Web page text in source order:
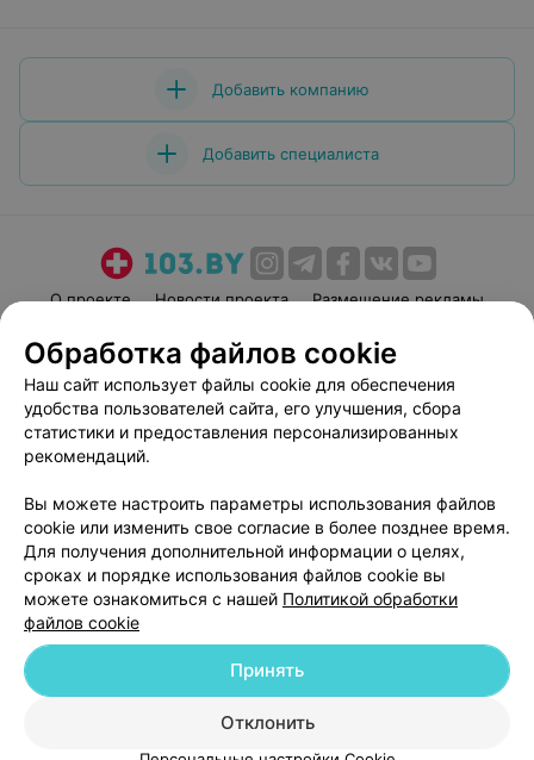
Добавить компанию
Добавить специалиста
О проекте Новости проекта
Размещение рекламы
Пользовательское соглашение
Способы оплаты
Вакансии
Партнеры
Написать руководителю 103.by
Персональные настройки cookie
Обработка персональных данных
© 2026 ООО «Артокс Лаб», УНП 191700409| 220012, Республика Беларусь,
г. Минск, улица Толбухина, 2, пом. 16 | help@103.by
Обработка файлов cookie
Наш сайт использует файлы cookie для обеспечения
удобства пользователей сайта, его улучшения, сбора
статистики и предоставления персонализированных
рекомендаций.
Вы можете настроить параметры использования файлов
cookie или изменить свое согласие в более позднее время.
Для получения дополнительной информации о целях,
сроках и порядке использования файлов cookie вы
можете ознакомиться с нашей Политикой обработки
файлов cookie
Отклонить
Принять